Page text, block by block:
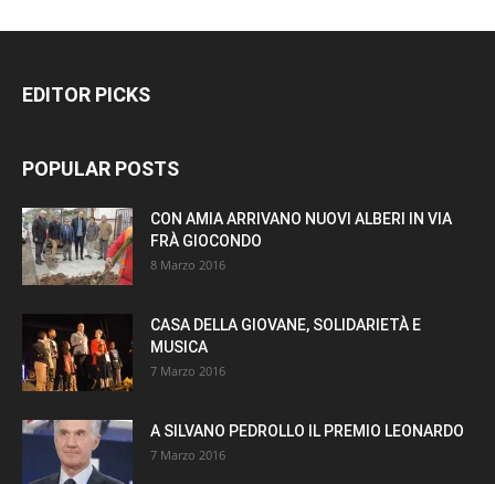
EDITOR PICKS
POPULAR POSTS
CON AMIA ARRIVANO NUOVI ALBERI IN VIA
FRÀ GIOCONDO
8 Marzo 2016
CASA DELLA GIOVANE, SOLIDARIETÀ E
MUSICA
7 Marzo 2016
A SILVANO PEDROLLO IL PREMIO LEONARDO
7 Marzo 2016